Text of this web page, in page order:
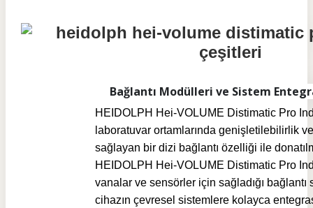
Bağlantı Modülleri ve Sistem
HEIDOLPH Hei-VOLUME Distimatic Pro
laboratuvar ortamlarında genişletilebilirlik
sağlayan bir dizi bağlantı özelliği ile
HEIDOLPH Hei-VOLUME Distimatic Pro
vanalar ve sensörler için sağladığı bağlantı
cihazın çevresel sistemlere kolayca